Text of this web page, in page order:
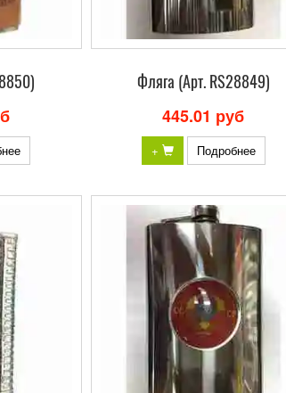
Фляга (Арт. RS28849)
445.01 руб
+ Подробнее